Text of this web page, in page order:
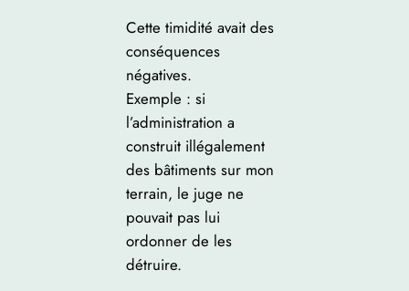
Cette timidité avait des
conséquences
négatives.
Exemple : si
l’administration a
construit illégalement
des bâtiments sur mon
terrain, le juge ne
pouvait pas lui
ordonner de les
détruire.